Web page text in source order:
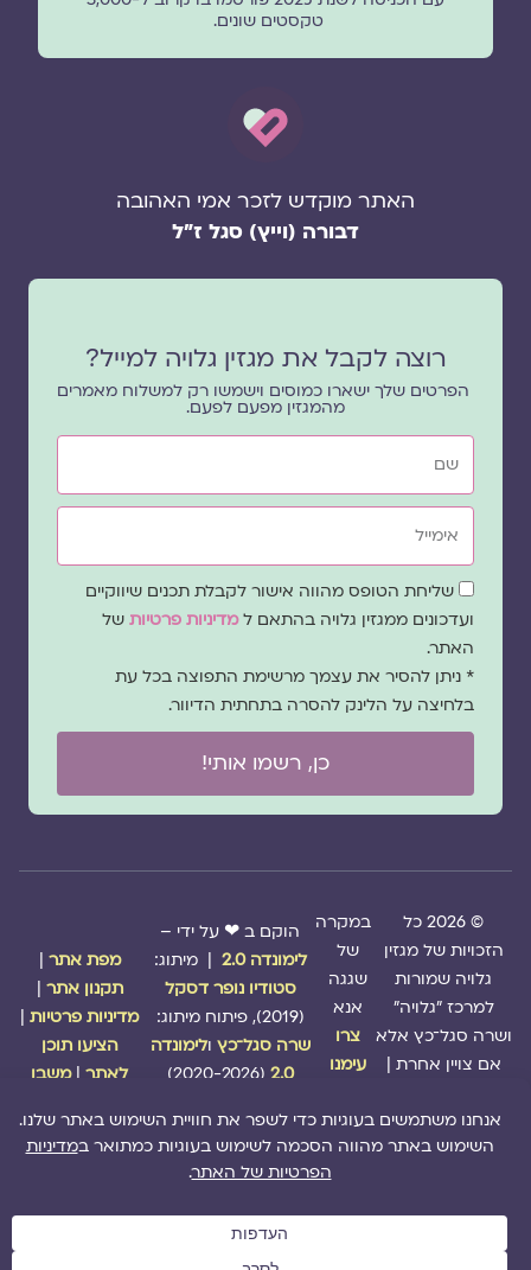
טקסטים שונים.
האתר מוקדש לזכר אמי האהובה
דבורה (וייץ) סגל ז"ל
רוצה לקבל את מגזין גלויה למייל?
הפרטים שלך ישארו כמוסים וישמשו רק למשלוח מאמרים
מהמגזין מפעם לפעם.
שם
אימייל
שדה
הסכמה
שליחת הטופס מהווה אישור לקבלת תכנים שיווקיים
ועדכונים ממגזין גלויה בהתאם ל מדיניות פרטיותשל
האתר.
* ניתן להסיר את עצמך מרשימת התפוצה בכל עת
בלחיצה על הלינק להסרה בתחתית הדיוור.
כן, רשמו אותי!
© 2026 כל
הזכויות של מגזין
גלויה שמורות
למרכז "גלויה"
ושרה סגל־כץ אלא
אם צויין אחרת |
במקרה
של
שגגה
אנא
צרו
עימנו
הוקם ב ❤ על ידי –
לימונדה 2.0
| מיתוג:
סטודיו נופר דסקל
שרה סגל־כץולימונדה
2.0
(2020-2026)
מפת אתר|
תקנון אתר|
מדיניות פרטיות|
הציעו תוכן
לאתר| משבו